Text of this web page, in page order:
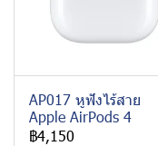
AP017 หูฟังไร้สาย
Apple AirPods 4
฿4,150